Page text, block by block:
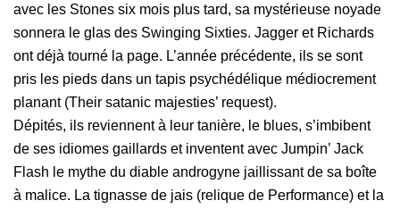
avec les Stones six mois plus tard, sa mystérieuse noyade
sonnera le glas des Swinging Sixties. Jagger et Richards
ont déjà tourné la page. L’année précédente, ils se sont
pris les pieds dans un tapis psychédélique médiocrement
planant (Their satanic majesties’ request).
Dépités, ils reviennent à leur tanière, le blues, s’imbibent
de ses idiomes gaillards et inventent avec Jumpin’ Jack
Flash le mythe du diable androgyne jaillissant de sa boîte
à malice. La tignasse de jais (relique de Performance) et la